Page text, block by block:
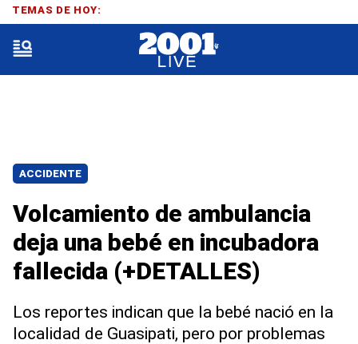
ACCIDENTE
Volcamiento de ambulancia
deja una bebé en incubadora
fallecida (+DETALLES)
Los reportes indican que la bebé nació en la
localidad de Guasipati, pero por problemas
TEMAS DE HOY: